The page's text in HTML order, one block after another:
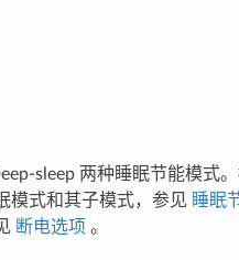
sleep 两种睡眠节能模式
模式和其子模式，参见 睡眠
断电选项 。